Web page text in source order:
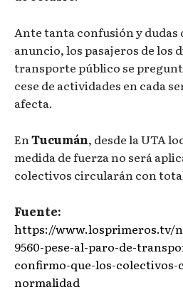
Ante tanta confusión y dudas
anuncio, los pasajeros de los
transporte público se
cese de actividades en cada
afecta.
EnTucumán, desde la UTA
medida de fuerza no será
colectivos circularán con
Fuente:
https://www.losprimeros.tv/
9560-pese-al-paro-de-
confirmo-que-los-
normalidad